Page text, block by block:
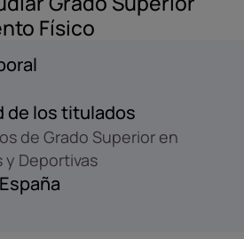
Físico
de los titulados
de Grado Superior en
y Deportivas